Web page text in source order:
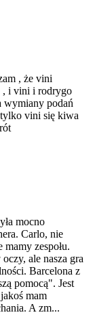
, że vini
, i vini i rodrygo
wymiany podań
tylko vini się kiwa
mocno
Carlo, nie
zespołu.
ale nasza gra
Barcelona z
pomocą". Jest
mam
A zm...